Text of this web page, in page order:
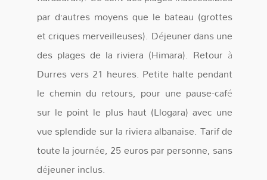
par d’autres moyens que le bateau (grottes
et criques merveilleuses). Déjeuner dans une
des plages de la riviera (Himara). Retour à
Durres vers 21 heures. Petite halte pendant
le chemin du retours, pour une pause-café
sur le point le plus haut (Llogara) avec une
vue splendide sur la riviera albanaise. Tarif de
toute la journée, 25 euros par personne, sans
déjeuner inclus.